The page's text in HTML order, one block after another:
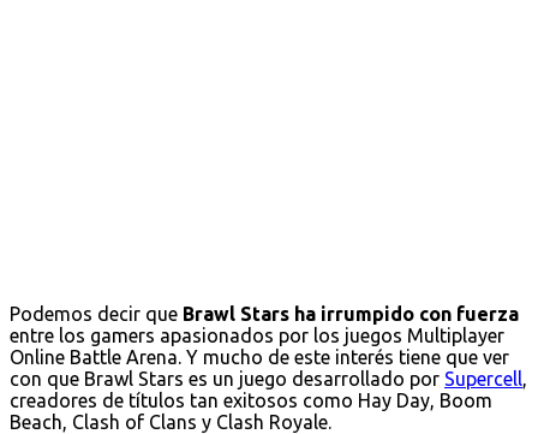
Podemos decir que Brawl Stars ha irrumpido con fuerza
entre los gamers apasionados por los juegos Multiplayer
Online Battle Arena. Y mucho de este interés tiene que ver
con que Brawl Stars es un juego desarrollado por Supercell,
creadores de títulos tan exitosos como Hay Day, Boom
Beach, Clash of Clans y Clash Royale.